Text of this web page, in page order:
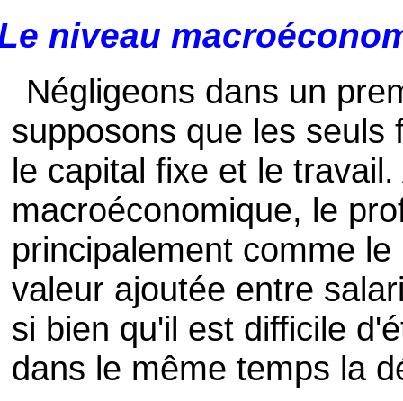
niveau
Négligeons dans un
supposons que les
le capital fixe et le
macroéconomique, le
principalement comme
valeur ajoutée entre
si bien qu'il est difficile
dans le même temps la